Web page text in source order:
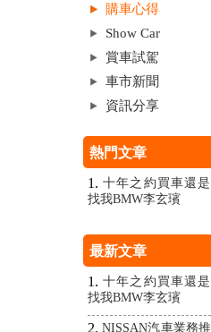
購車心得
Show Car
賞車試駕
車市新聞
資訊分享
熱門文章
十年之約買車還是
找我BMW李玄璸
最新文章
十年之約買車還是
找我BMW李玄璸
NISSAN汽車業務推